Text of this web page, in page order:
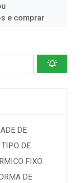
e comprar
DE
DE
FIXO
DE